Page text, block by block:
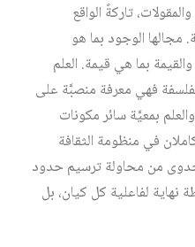
تاركةً الواقع
مجالها الوجود بما هو
بما هي قيمة. العلم
فهي معرفة منصبَّة على
بمعيَّة سائر مكونات
في منظومة الثقافة
جدوى من محاولة ترسيم حدود
لفاعلية كل كيان، بل